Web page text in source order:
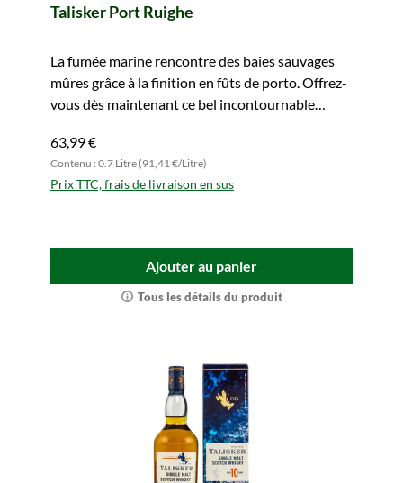
Talisker Port Ruighe
La fumée marine rencontre des baies sauvages
mûres grâce à la finition en fûts de porto. Offrez-
vous dès maintenant ce bel incontournable
63,99 €
Contenu : 0.7 Litre (91,41 €/Litre)
Prix TTC, frais de livraison en sus
Ajouter au panier
Tous les détails du produit